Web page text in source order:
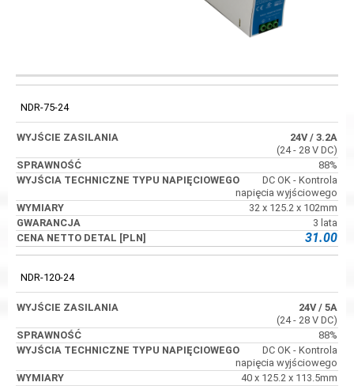
WYJŚCIE
WYJŚCIA
TECHNICZNE
NDR-75-24
24V/ 3.2A
(24 - 28 V DC)
88%
DC OK - Kontrola
napięcia wyjściowego
32 x 125.2 x 102mm
3 lata
31.00
NDR-120-24
24V/ 5A
(24 - 28 V DC)
88%
DC OK - Kontrola
napięcia wyjściowego
40 x 125.2 x 113.5mm